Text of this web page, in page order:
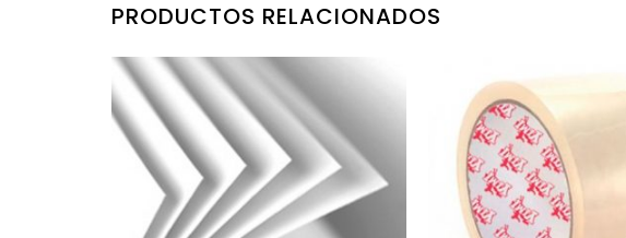
PRODUCTOS RELACIONADOS